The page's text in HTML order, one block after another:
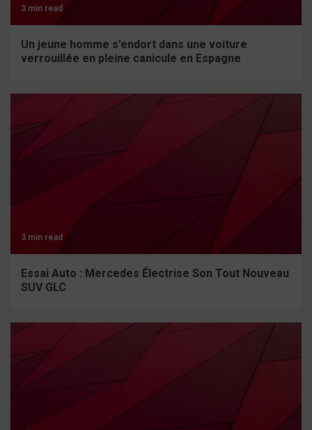
3 min read
Un jeune homme s’endort dans une voiture
verrouillée en pleine canicule en Espagne
3 min read
Essai Auto : Mercedes Électrise Son Tout Nouveau
SUV GLC